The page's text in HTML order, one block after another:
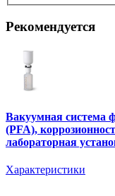
Рекомендуется
Вакуумная
(PFA),
лабораторная
Характеристики